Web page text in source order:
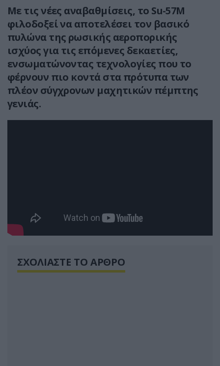
Με τις νέες αναβαθμίσεις, το Su-57M
φιλοδοξεί να αποτελέσει τον βασικό
πυλώνα της ρωσικής αεροπορικής
ισχύος για τις επόμενες δεκαετίες,
ενσωματώνοντας τεχνολογίες που το
φέρνουν πιο κοντά στα πρότυπα των
πλέον σύγχρονων μαχητικών πέμπτης
γενιάς.
ΣΧΟΛΙΑΣΤΕ ΤΟ ΑΡΘΡΟ